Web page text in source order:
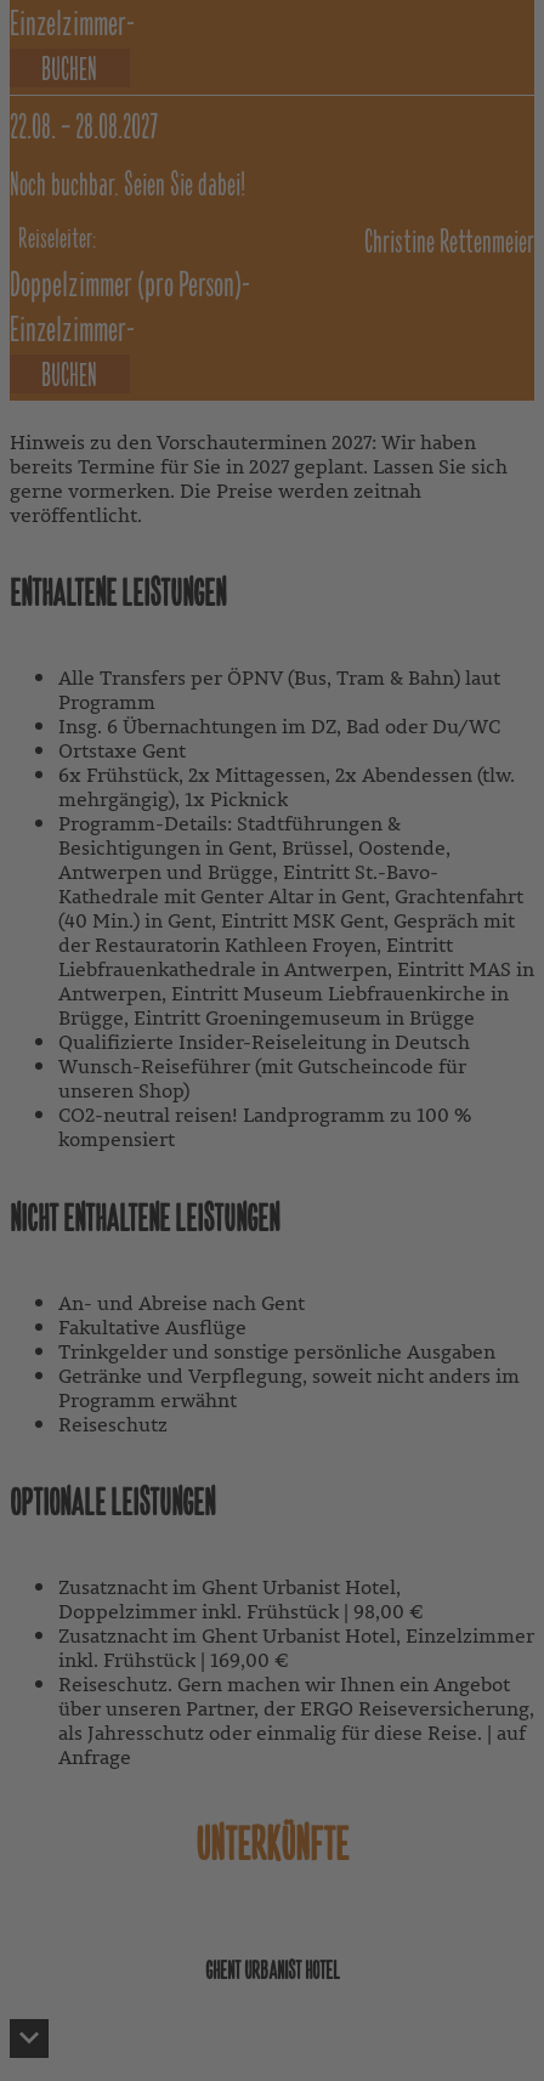
Einzelzimmer-
BUCHEN
22.08. –28.08.2027
Noch buchbar. Seien Sie dabei!
Christine Rettenmeier
Doppelzimmer (pro Person)-
Einzelzimmer-
BUCHEN
Hinweis zu den Vorschauterminen 2027: Wir haben
bereits Termine für Sie in 2027 geplant. Lassen Sie sich
gerne vormerken. Die Preise werden zeitnah
veröffentlicht.
ENTHALTENE LEISTUNGEN
Alle Transfers per ÖPNV (Bus, Tram & Bahn) laut
Programm
Insg. 6 Übernachtungen im DZ, Bad oder Du/WC
Ortstaxe Gent
6x Frühstück, 2x Mittagessen, 2x Abendessen (tlw.
mehrgängig), 1x Picknick
Programm-Details: Stadtführungen &
Besichtigungen in Gent, Brüssel, Oostende,
Antwerpen und Brügge, Eintritt St.-Bavo-
Kathedrale mit Genter Altar in Gent, Grachtenfahrt
(40 Min.) in Gent, Eintritt MSK Gent, Gespräch mit
der Restauratorin Kathleen Froyen, Eintritt
Liebfrauenkathedrale in Antwerpen, Eintritt MAS in
Antwerpen, Eintritt Museum Liebfrauenkirche in
Brügge, Eintritt Groeningemuseum in Brügge
Qualifizierte Insider-Reiseleitung in Deutsch
Wunsch-Reiseführer (mit Gutscheincode für
unseren Shop)
CO2-neutral reisen! Landprogramm zu 100 %
kompensiert
NICHT ENTHALTENE LEISTUNGEN
An- und Abreise nach Gent
Fakultative Ausflüge
Trinkgelder und sonstige persönliche Ausgaben
Getränke und Verpflegung, soweit nicht anders im
Programm erwähnt
Reiseschutz
OPTIONALE LEISTUNGEN
Zusatznacht im Ghent Urbanist Hotel,
Doppelzimmer inkl. Frühstück | 98,00 €
Zusatznacht im Ghent Urbanist Hotel, Einzelzimmer
inkl. Frühstück | 169,00 €
Reiseschutz. Gern machen wir Ihnen ein Angebot
über unseren Partner, der ERGO Reiseversicherung,
als Jahresschutz oder einmalig für diese Reise. | auf
Anfrage
UNTERKÜNFTE
GHENT URBANIST HOTEL